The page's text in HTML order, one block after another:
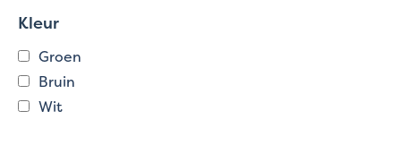
Kleur
Groen
Bruin
Wit